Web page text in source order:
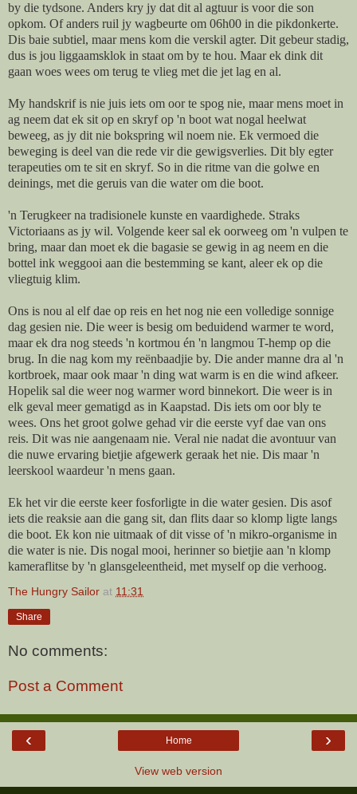
by die tydsone. Anders kry jy dat dit al agtuur is voor die son
opkom. Of anders ruil jy wagbeurte om 06h00 in die pikdonkerte.
Dis baie subtiel, maar mens kom die verskil agter. Dit gebeur stadig,
dus is jou liggaamsklok in staat om by te hou. Maar ek dink dit
gaan woes wees om terug te vlieg met die jet lag en al.
My handskrif is nie juis iets om oor te spog nie, maar mens moet in
ag neem dat ek sit op en skryf op 'n boot wat nogal heelwat
beweeg, as jy dit nie bokspring wil noem nie. Ek vermoed die
beweging is deel van die rede vir die gewigsverlies. Dit bly egter
terapeuties om te sit en skryf. So in die ritme van die golwe en
deinings, met die geruis van die water om die boot.
'n Terugkeer na tradisionele kunste en vaardighede. Straks
Victoriaans as jy wil. Volgende keer sal ek oorweeg om 'n vulpen te
bring, maar dan moet ek die bagasie se gewig in ag neem en die
bottel ink weggooi aan die bestemming se kant, aleer ek op die
vliegtuig klim.
Ons is nou al elf dae op reis en het nog nie een volledige sonnige
dag gesien nie. Die weer is besig om beduidend warmer te word,
maar ek dra nog steeds 'n kortmou én 'n langmou T-hemp op die
brug. In die nag kom my reënbaadjie by. Die ander manne dra al 'n
kortbroek, maar ook maar 'n ding wat warm is en die wind afkeer.
Hopelik sal die weer nog warmer word binnekort. Die weer is in
elk geval meer gematigd as in Kaapstad. Dis iets om oor bly te
wees. Ons het groot golwe gehad vir die eerste vyf dae van ons
reis. Dit was nie aangenaam nie. Veral nie nadat die avontuur van
die nuwe ervaring bietjie afgewerk geraak het nie. Dis maar 'n
leerskool waardeur 'n mens gaan.
Ek het vir die eerste keer fosforligte in die water gesien. Dis asof
iets die reaksie aan die gang sit, dan flits daar so klomp ligte langs
die boot. Ek kon nie uitmaak of dit visse of 'n mikro-organisme in
die water is nie. Dis nogal mooi, herinner so bietjie aan 'n klomp
kameraflitse by 'n glansgeleentheid, met myself op die verhoog.
The Hungry Sailor at 11:31
Share
No comments:
Post a Comment
‹ ›
Home
View web version